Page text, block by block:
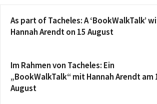
As part of Tacheles: A ‘BookWalkTalk’
Hannah Arendt on 15 August
Im Rahmen von Tacheles: Ein
„BookWalkTalk“ mit Hannah Arendt am
August